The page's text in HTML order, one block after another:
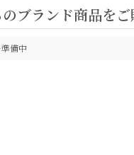
のブランド商品を
備中